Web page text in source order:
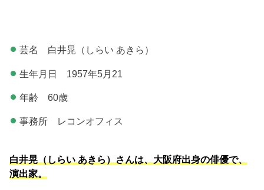
芸名 白井晃（しらい あきら）
生年月日 1957年5月21
年齢 60歳
事務所 レコンオフィス
白井晃（しらい あきら）さんは、大阪府出身の俳優で、
演出家。